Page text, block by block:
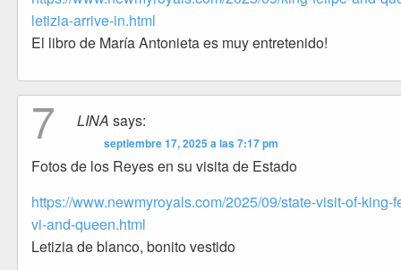
letizia-arrive-in.html
El libro de María Antonieta es muy entretenido!
7 LINA says:
septiembre 17, 2025 a las 7:17 pm
Fotos de los Reyes en su visita de Estado
https://www.newmyroyals.com/2025/09/state-visit-of-king-
vi-and-queen.html
Letizia de blanco, bonito vestido